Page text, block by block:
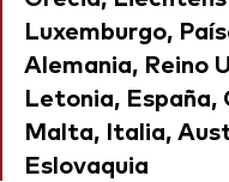
Luxemburgo,
Alemania, Reino
Letonia, España,
Malta, Italia,
Eslovaquia